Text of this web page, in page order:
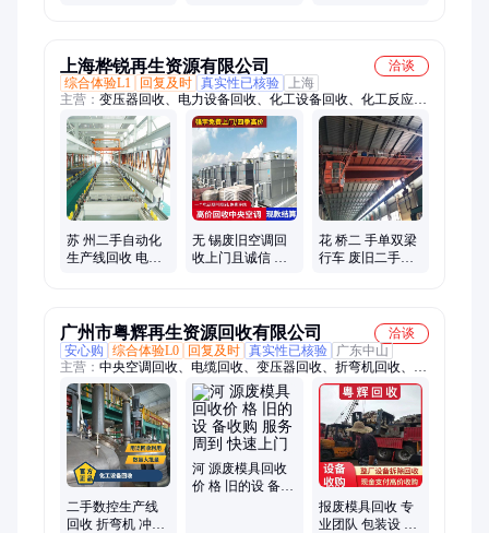
上海桦锐再生资源有限公司
洽谈
综合体验L1
回复及时 真实性已核验
上海
主营： 变压器回收、电力设备回收、化工设备回收、化工反应釜
回收、反应釜设备回收、整厂回收、设备回收、二手设备回收、
纺织厂设备回收、装配生产线回收、压铸机回收、厂房回收
苏 州二手自动化
生产线回收 电镀
无 锡废旧空调回
收上门且诚信 格
花 桥二 手单双梁
行车 废旧二手机
广州市粤辉再生资源回收有限公司
洽谈
安心购
综合体验L0 回复及时 真实性已核验
广东中山
主营： 中央空调回收、电缆回收、变压器回收、折弯机回收、配
电柜回收、整厂设备回收、工厂设备回收、机械设备回收、电脑
回收、灭火器回收、电池回收、发电机回收、厂房拆除公司、钢
结构厂房回收、反应釜回收、废旧物资回收、货架回收、空调回
收、制冷设备回收、电力设备回收、充电桩回收、销毁公司、设
备回收
二手数控生产线
回收 折弯机 冲床
河 源废模具回收
价 格 旧的设 备收
报废模具回收 专
业团队 包装设 备